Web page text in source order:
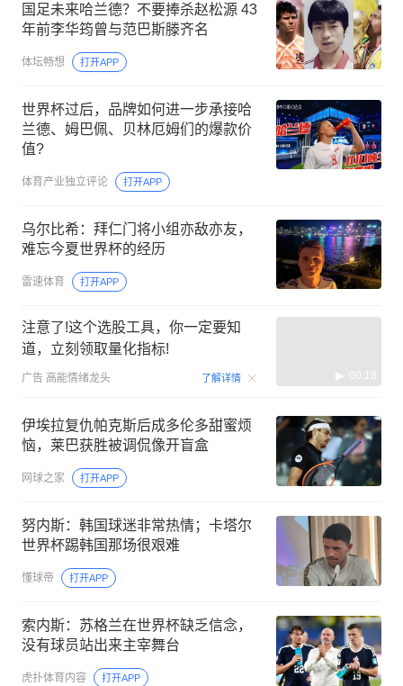
国足未来哈兰德？不要捧杀赵松源 43
年前李华筠曾与范巴斯滕齐名
体坛畅想 打开APP
世界杯过后，品牌如何进一步承接哈
兰德、姆巴佩、贝林厄姆们的爆款价
值?
体育产业独立评论 打开APP
乌尔比希：拜仁门将小组亦敌亦友，
难忘今夏世界杯的经历
雷速体育 打开APP
注意了!这个选股工具，你一定要知
道，立刻领取量化指标!
广告 高能情绪龙头 了解详情 00:18
伊埃拉复仇帕克斯后成多伦多甜蜜烦
恼，莱巴获胜被调侃像开盲盒
网球之家 打开APP
努内斯：韩国球迷非常热情；卡塔尔
世界杯踢韩国那场很艰难
懂球帝 打开APP
索内斯：苏格兰在世界杯缺乏信念，
没有球员站出来主宰舞台
虎扑体育内容 打开APP